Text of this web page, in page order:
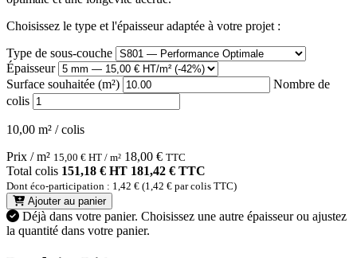
Choisissez le type et l'épaisseur adaptée à votre projet :
Type de sous-couche
Épaisseur
Surface souhaitée (m²)
Nombre de
colis
10,00 m² / colis
Prix / m² 15,00 € HT / m² 18,00 € TTC
Total colis 151,18 € HT 181,42 € TTC
Dont éco-participation : 1,42 € (1,42 € par colis TTC)
Ajouter au panier
Déjà dans votre panier. Choisissez une autre épaisseur ou ajustez
la quantité dans votre panier.